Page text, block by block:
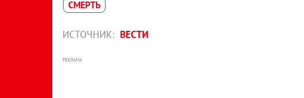
СМЕРТЬ
ИСТОЧНИК: ВЕСТИ
РЕКЛАМА